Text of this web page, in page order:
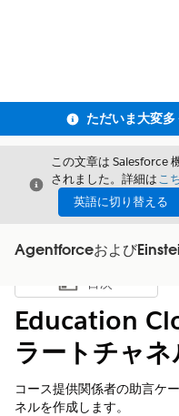
閉じる
この文章は Salesforce
されました。詳細はこ
英語に切り替える
Agentforceおよび
目次を表示
目次
Education
ラートチャ
コース提供関係者の助言ケ
ネルを作成します。